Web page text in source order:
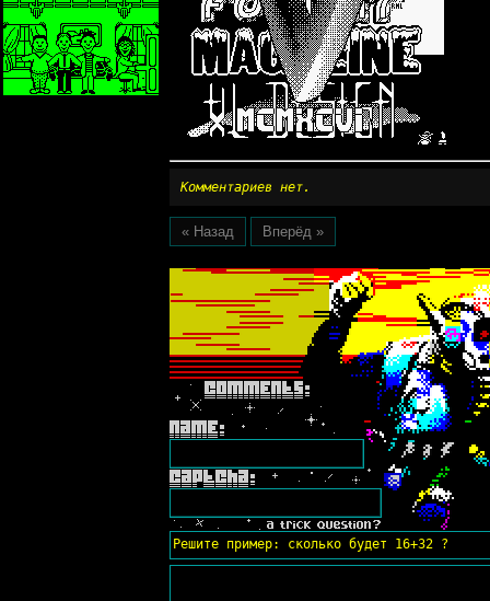
Комментариев нет.
« Назад Вперёд »
Решите пример: сколько будет 16+32 ?